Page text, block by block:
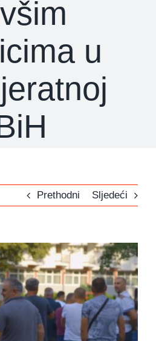
u
Prethodni Sljedeći